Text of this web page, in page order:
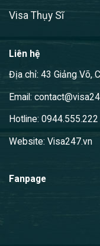
Visa Thụy Sĩ
Liên hệ
Địa chỉ: 43 Giảng Võ,
Email:
Hotline: 0944.555.222
Website: Visa247.vn
Fanpage